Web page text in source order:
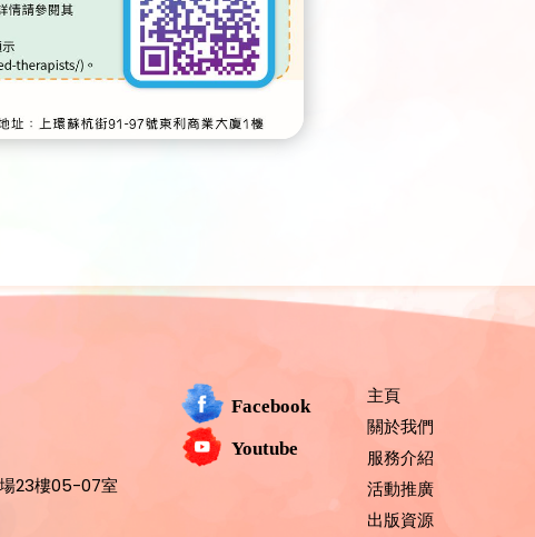
23樓05-07室
Facebook
Youtube
主頁
關於我們
服務介紹
活動推廣
出版資源